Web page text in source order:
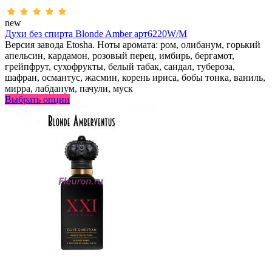
new
Духи без спирта Blonde Amber арт6220W/M
Версия завода Etosha. Ноты аромата: ром, олибанум, горький
апельсин, кардамон, розовый перец, имбирь, бергамот,
грейпфрут, сухофрукты, белый табак, сандал, тубероза,
шафран, османтус, жасмин, корень ириса, бобы тонка, ваниль,
мирра, лабданум, пачули, муск
Выбрать опции